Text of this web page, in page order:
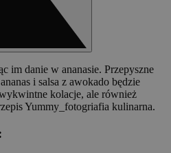
im danie w ananasie. Przepyszne
i salsa z awokado będzie
kolacje, ale również
Yummy_fotogriafia kulinarna.